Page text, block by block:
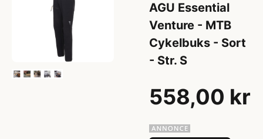
AGU Essential
Venture - MTB
Cykelbuks - Sort
- Str. S
558,00 kr